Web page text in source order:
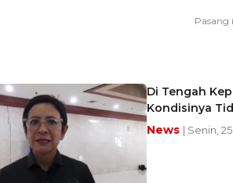
Di Tengah
Kondisinya
News | Senin,